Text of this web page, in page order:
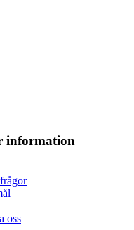
information
oss